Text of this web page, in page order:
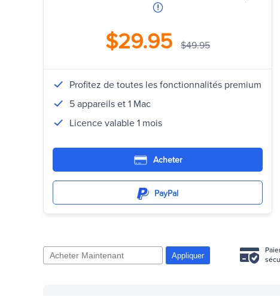
$29.95 $49.95
Profitez de toutes les fonctionnalités premium
5 appareils et 1 Mac
Licence valable 1 mois
Acheter
PayPal
Appliquer